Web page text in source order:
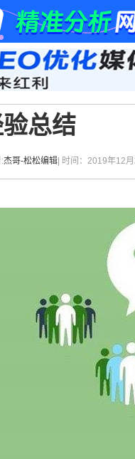
总结
:杰哥-松松编辑 | 时间：2019年12